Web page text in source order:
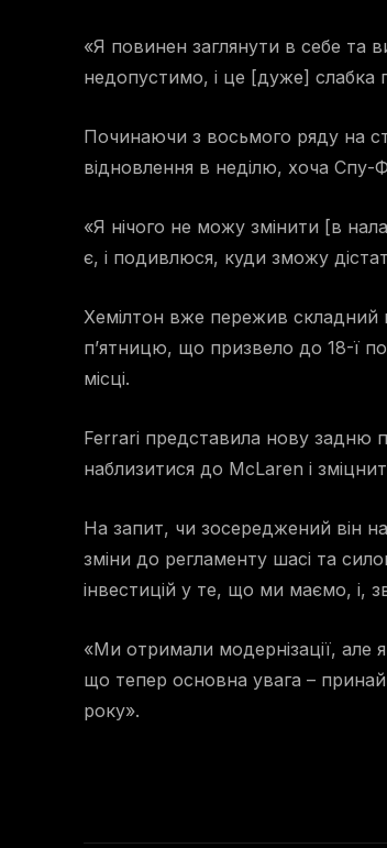
«Я повинен заглянути в себе та
недопустимо, і це [дуже] слабка
Починаючи з восьмого ряду на
відновлення в неділю, хоча
«Я нічого не можу змінити [в
є, і подивлюся, куди зможу
Хемілтон вже пережив складний
п’ятницю, що призвело до 18-ї
місці.
Ferrari представила нову задню
наблизитися до McLaren і
На запит, чи зосереджений він
зміни до регламенту шасі та
інвестицій у те, що ми маємо, і,
«Ми отримали модернізації,
що тепер основна увага –
року».